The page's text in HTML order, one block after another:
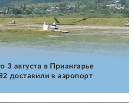
3 августа в Приангарье
доставили в аэропорт